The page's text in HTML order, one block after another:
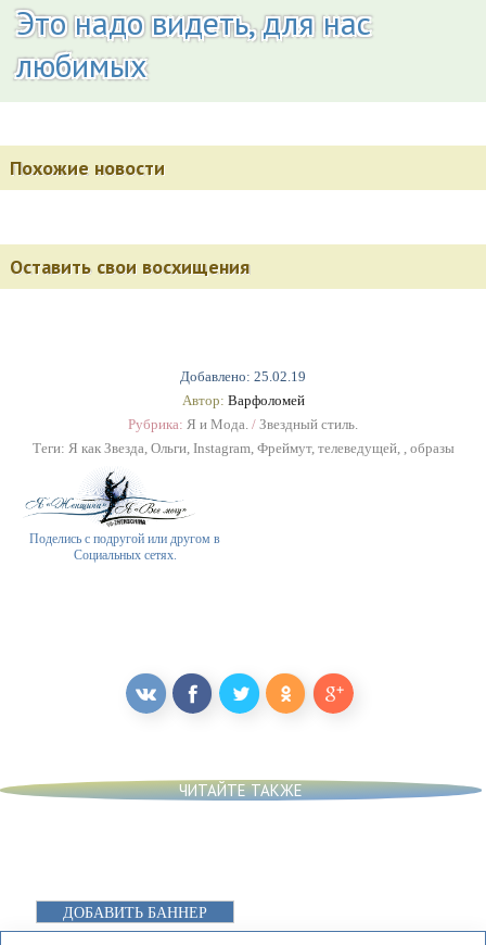
Добавлено: 25.02.19
Автор: Варфоломей
Рубрика: Я и Мода. / Звездный стиль.
Теги: Я как Звезда, Ольги, Instagram, Фреймут, телеведущей, , образы
Поделись с подругой или другом в
Социальных сетях.
Это надо видеть, для нас
любимых
Похожие новости
Оставить свои восхищения
ЧИТАЙТЕ ТАКЖЕ
ДОБАВИТЬ БАННЕР